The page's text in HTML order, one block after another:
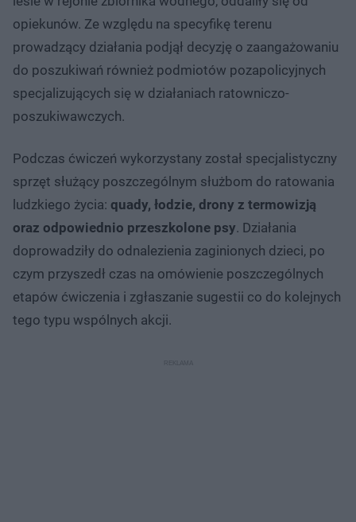
opiekunów. Ze względu na specyfikę terenu
prowadzący działania podjął decyzję o zaangażowaniu
do poszukiwań również podmiotów pozapolicyjnych
specjalizujących się w działaniach ratowniczo-
poszukiwawczych.
Podczas ćwiczeń wykorzystany został specjalistyczny
sprzęt służący poszczególnym służbom do ratowania
ludzkiego życia: quady, łodzie, drony z termowizją
oraz odpowiednio przeszkolone psy. Działania
doprowadziły do odnalezienia zaginionych dzieci, po
czym przyszedł czas na omówienie poszczególnych
etapów ćwiczenia i zgłaszanie sugestii co do kolejnych
tego typu wspólnych akcji.